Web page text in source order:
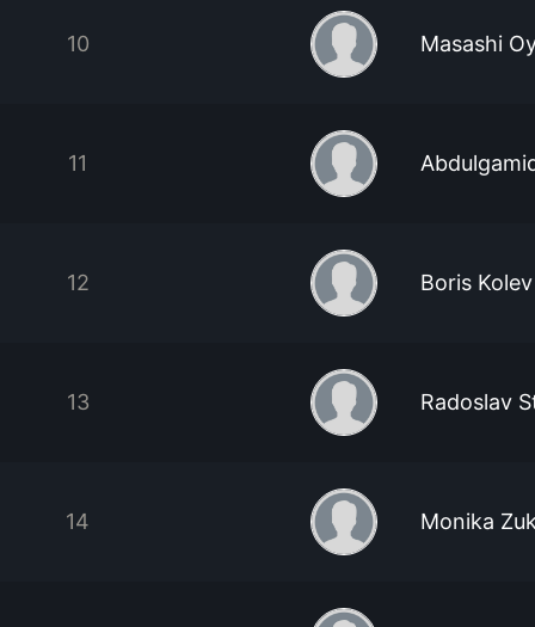
10 Masashi
11
12 Boris Kolev
13 Radoslav
14 Monika